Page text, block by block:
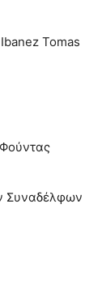
Tomas
Φούντας
Συναδέλφων